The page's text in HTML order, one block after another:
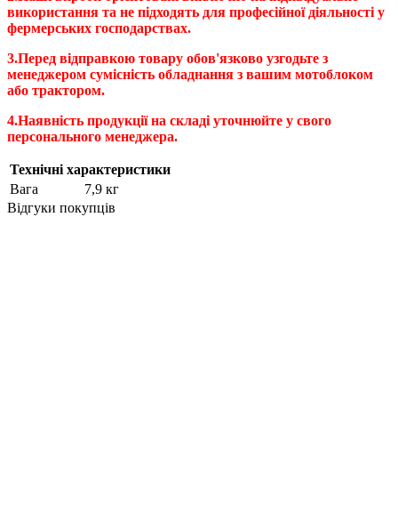
використання та не підходять для професійної діяльності у
фермерських господарствах.
3.Перед відправкою товару обов'язково узгодьте з
менеджером сумісність обладнання з вашим мотоблоком
або трактором.
4.Наявність продукції на складі уточнюйте у свого
персонального менеджера.
Технічні характеристики
Вага
7,9 кг
Відгуки покупців